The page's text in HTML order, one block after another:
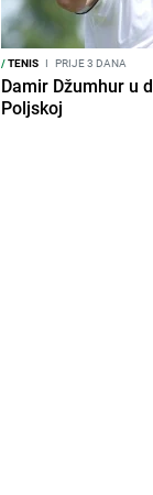
/TENIS I PRIJE 3 DANA
Damir Džumhur u
Poljskoj